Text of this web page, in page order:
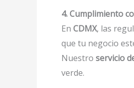
4. Cumplimiento
En CDMX, las
que tu negocio
Nuestro servicio
verde.